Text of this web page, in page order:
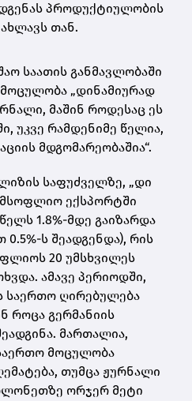
პროდუქტიულობის
თან.
საათის განმავლობაში
„დინამიურად
მაშინ როდესაც ეს
უკვე რამდენიმე წელია,
მდგომარეობაშია“.
საფუძველზე, „დი
მსოფლიო ექსპორტში
1.8%-მდე გაიზარდა
ს შეადგენდა), რის
20 უმსხვილეს
ამავე პერიოდში,
ღირებულება
როცა გერმანიის
მართალია,
მოცულობა
თუმცა ჟურნალი
ორჯერ მეტი